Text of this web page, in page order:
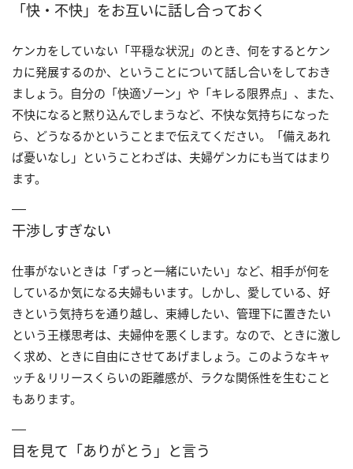
「快・不快」をお互いに話し合っておく
ケンカをしていない「平穏な状況」のとき、何をするとケン
カに発展するのか、ということについて話し合いをしておき
ましょう。自分の「快適ゾーン」や「キレる限界点」、また、
不快になると黙り込んでしまうなど、不快な気持ちになった
ら、どうなるかということまで伝えてください。「備えあれ
ば憂いなし」ということわざは、夫婦ゲンカにも当てはまり
ます。
干渉しすぎない
仕事がないときは「ずっと一緒にいたい」など、相手が何を
しているか気になる夫婦もいます。しかし、愛している、好
きという気持ちを通り越し、束縛したい、管理下に置きたい
という王様思考は、夫婦仲を悪くします。なので、ときに激し
く求め、ときに自由にさせてあげましょう。このようなキャ
ッチ＆リリースくらいの距離感が、ラクな関係性を生むこと
もあります。
目を見て「ありがとう」と言う